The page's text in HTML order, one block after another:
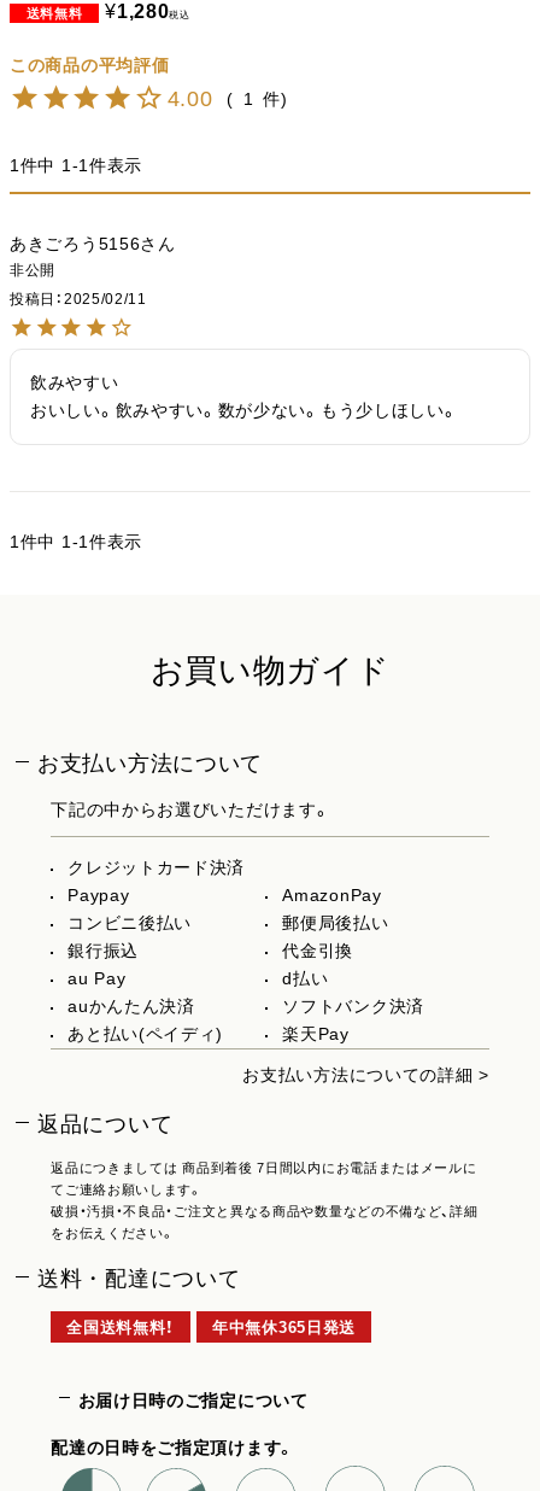
¥1,280税込
4.00 1
1件中 1-1件表示
あきごろう5156
非公開
投稿日
2025/02/11
飲みやすい
おいしい。飲みやすい。数が少ない。もう少しほしい。
1件中 1-1件表示
お買い物ガイド
お支払い方法について
下記の中からお選びいただけます。
クレジットカード決済
Paypay
AmazonPay
コンビニ後払い
郵便局後払い
銀行振込
代金引換
au Pay
d払い
auかんたん決済
ソフトバンク決済
あと払い(ペイディ)
楽天Pay
お支払い方法についての詳細 >
返品について
返品につきましては 商品到着後 7日間以内にお電話またはメールに
てご連絡お願いします。
破損・汚損・不良品・ご注文と異なる商品や数量などの不備など、詳細
をお伝えください。
送料・配達について
全国送料無料！ 年中無休365日発送
お届け日時のご指定について
配達の日時をご指定頂けます。